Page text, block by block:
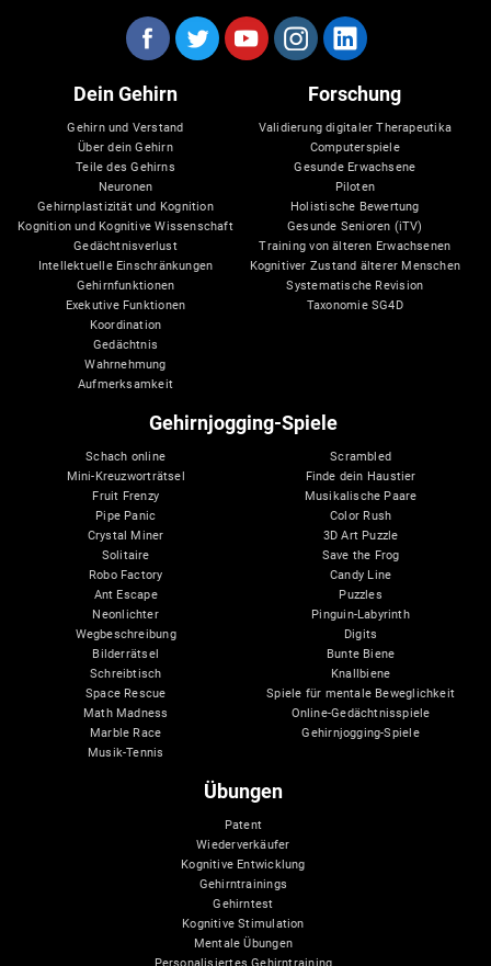
Dein Gehirn
Gehirn und Verstand
Über dein Gehirn
Teile des Gehirns
Neuronen
Gehirnplastizität und Kognition
Kognition und Kognitive Wissenschaft
Gedächtnisverlust
Intellektuelle Einschränkungen
Gehirnfunktionen
Exekutive Funktionen
Koordination
Gedächtnis
Wahrnehmung
Aufmerksamkeit
Forschung
Validierung digitaler Therapeutika
Computerspiele
Gesunde Erwachsene
Piloten
Holistische Bewertung
Gesunde Senioren (iTV)
Training von älteren Erwachsenen
Kognitiver Zustand älterer Menschen
Systematische Revision
Taxonomie SG4D
Gehirnjogging-Spiele
Schach online
Mini-Kreuzworträtsel
Fruit Frenzy
Pipe Panic
Crystal Miner
Solitaire
Robo Factory
Ant Escape
Neonlichter
Wegbeschreibung
Bilderrätsel
Schreibtisch
Space Rescue
Math Madness
Marble Race
Musik-Tennis
Scrambled
Finde dein Haustier
Musikalische Paare
Color Rush
3D Art Puzzle
Save the Frog
Candy Line
Puzzles
Pinguin-Labyrinth
Digits
Bunte Biene
Knallbiene
Spiele für mentale Beweglichkeit
Online-Gedächtnisspiele
Gehirnjogging-Spiele
Übungen
Patent
Wiederverkäufer
Kognitive Entwicklung
Gehirntrainings
Gehirntest
Kognitive Stimulation
Mentale Übungen